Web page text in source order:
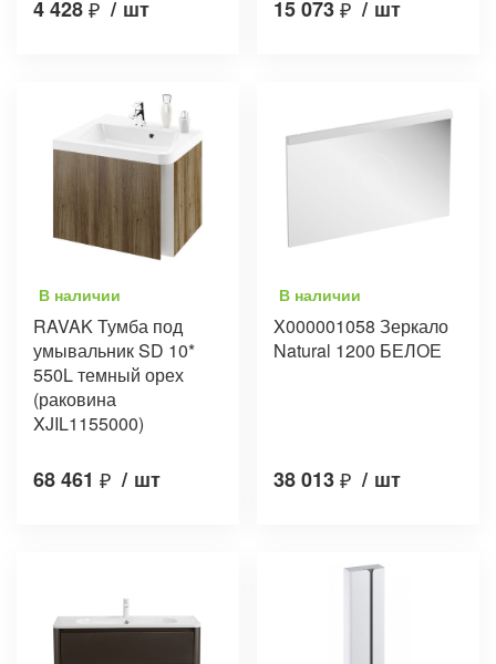
4 428₽ / шт 15 073₽ / шт
В наличии
RAVAK Тумба под
умывальник SD 10*
550L темный орех
(раковина
XJIL1155000)
68 461 ₽ / шт
В наличии
X000001058 Зеркало
Natural 1200 БЕЛОЕ
38 013₽ / шт